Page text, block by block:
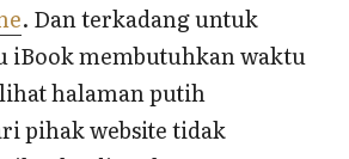
. Dan terkadang untuk
iBook membutuhkan waktu
halaman putih
pihak website tidak